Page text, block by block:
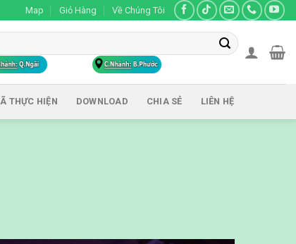
Map Giỏ Hàng Về Chúng Tôi
THỰC HIỆN DOWNLOAD CHIA SẺ LIÊN HỆ